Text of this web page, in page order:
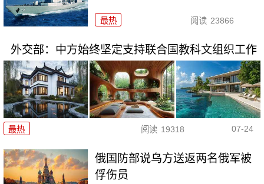
最热 阅读 23866
外交部：中方始终坚定支持联合国教科文组织工作
最热 阅读 19318 07-24
俄国防部说乌方送返两名俄军被
俘伤员